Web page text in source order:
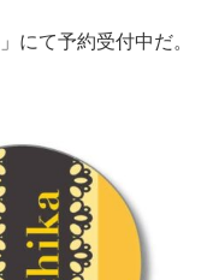
にて予約受付中だ。